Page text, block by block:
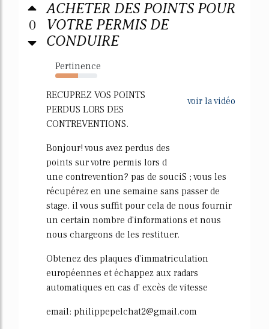
0
ACHETER DES POINTS POUR
VOTRE PERMIS DE
CONDUIRE
Pertinence
54%
voir la vidéo
RECUPREZ VOS POINTS
PERDUS LORS DES
CONTREVENTIONS.
Bonjour! vous avez perdus des
points sur votre permis lors d
une contrevention? pas de souciS ; vous les
récupérez en une semaine sans passer de
stage. il vous suffit pour cela de nous fournir
un certain nombre d'informations et nous
nous chargeons de les restituer.
Obtenez des plaques d'immatriculation
européennes et échappez aux radars
automatiques en cas d' excès de vitesse
email: philippepelchat2@gmail.com